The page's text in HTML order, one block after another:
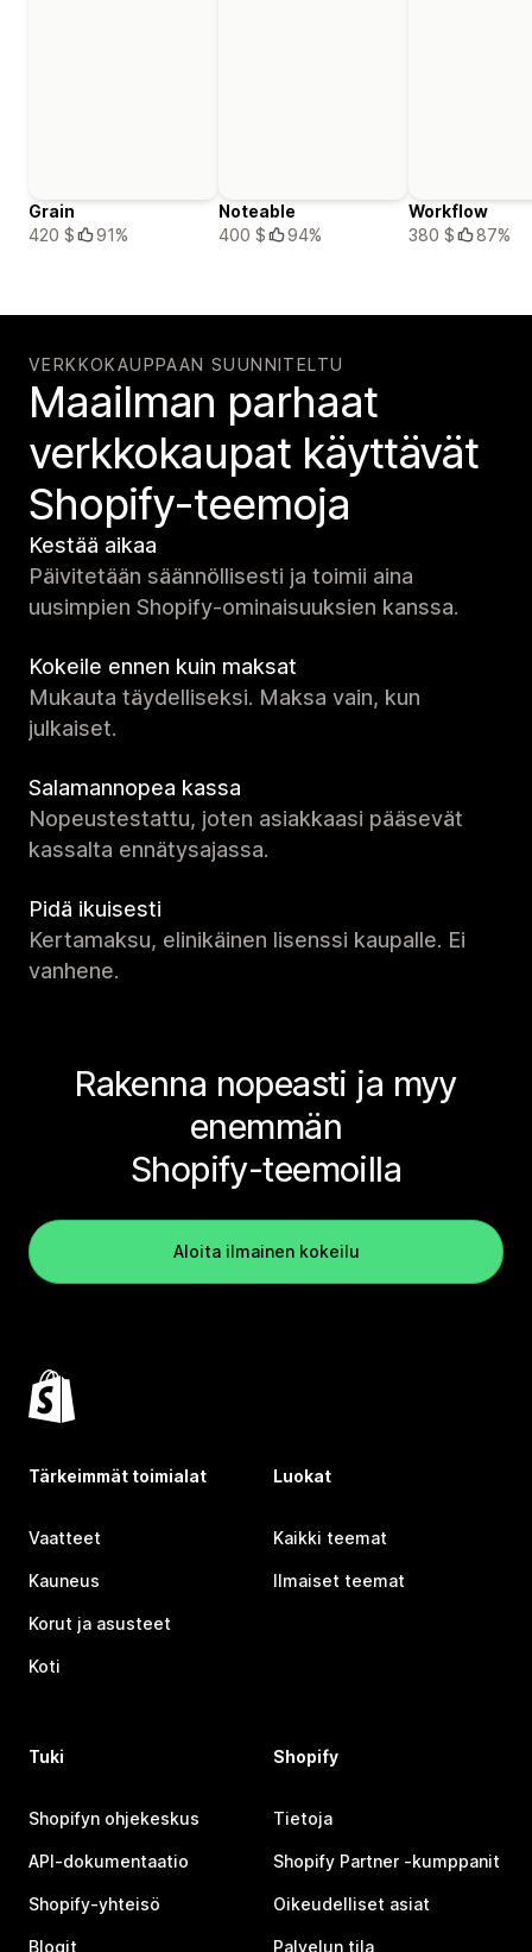
Grain
420 $
91%
Noteable
400 $
94%
Workflow
380 $
87%
VERKKOKAUPPAAN SUUNNITELTU
Maailman parhaat
verkko­kaupat käyttävät
Shopify-teemoja
Kestää aikaa
Päivitetään säännöllisesti ja toimii aina
uusimpien Shopify-ominaisuuksien kanssa.
Kokeile ennen kuin maksat
Mukauta täydelliseksi. Maksa vain, kun
julkaiset.
Salamannopea kassa
Nopeustestattu, joten asiakkaasi pääsevät
kassalta ennätysajassa.
Pidä ikuisesti
Kertamaksu, elinikäinen lisenssi kaupalle. Ei
vanhene.
Rakenna nopeasti ja myy
enemmän
Shopify-teemoilla
Aloita ilmainen kokeilu
Tärkeimmät toimialat
Vaatteet
Kauneus
Korut ja asusteet
Koti
Luokat
Kaikki teemat
Ilmaiset teemat
Tuki
Shopifyn ohjekeskus
API-dokumentaatio
Shopify-yhteisö
Blogit
Shopify
Tietoja
Shopify Partner ‑kumppanit
Oikeudelliset asiat
Palvelun tila